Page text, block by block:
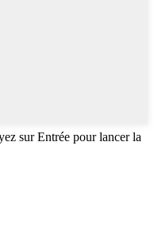
sur Entrée pour lancer la